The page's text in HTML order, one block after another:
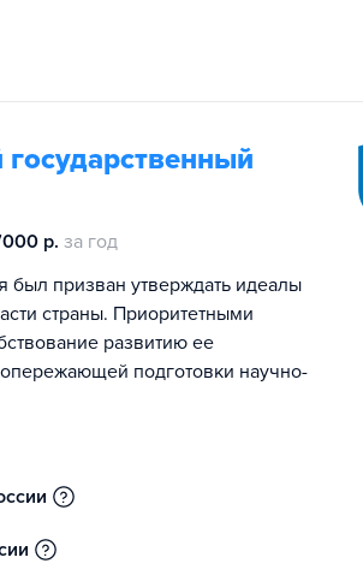
р. за год
был призван утверждать идеалы
страны. Приоритетными
развитию ее
подготовки научно-